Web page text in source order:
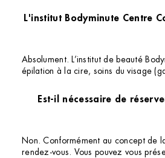
L'institut Bodyminute Centre
Absolument. L’institut de beauté
épilation à la cire, soins du visage
Est-il nécessaire de
Non. Conformément au concept de
rendez-vous. Vous pouvez vous